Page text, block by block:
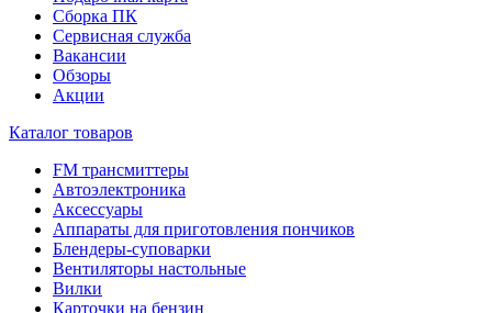
Сборка ПК
Сервисная служба
Вакансии
Обзоры
Акции
Каталог товаров
FM трансмиттеры
Автоэлектроника
Аксессуары
Аппараты для приготовления пончиков
Блендеры-суповарки
Вентиляторы настольные
Вилки
Карточки на бензин